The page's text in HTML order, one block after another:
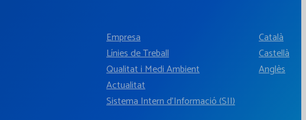
Empresa
Línies de Treball
Qualitat i Medi Ambient
Actualitat
Sistema Intern d'Informació (SII)
Català
Castellà
Anglès